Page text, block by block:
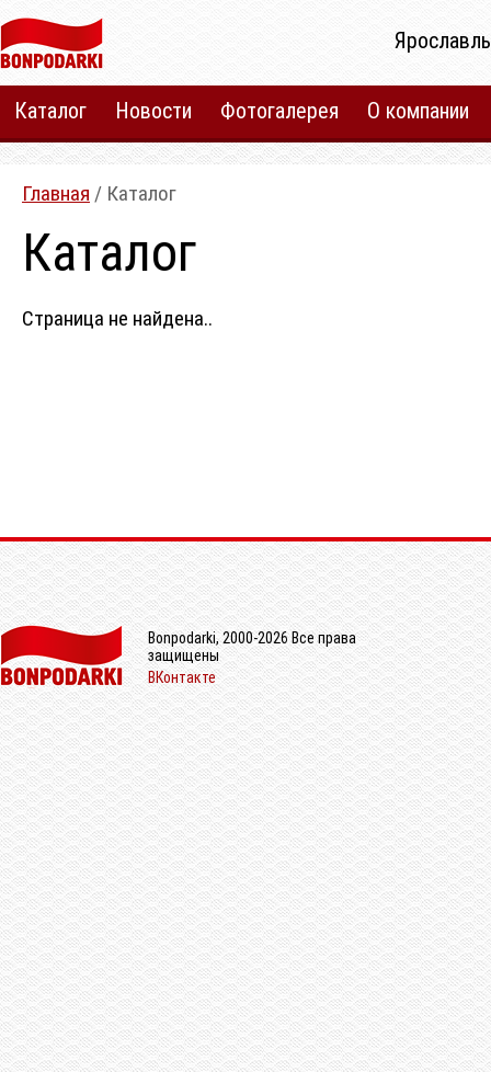
Каталог Новости Фотогалерея О компании
Главная / Каталог
Каталог
Страница не найдена..
Bonpodarki, 2000-2026 Все права
защищены
ВКонтакте